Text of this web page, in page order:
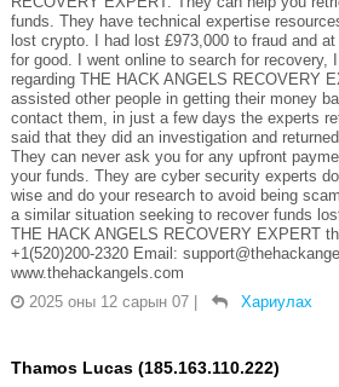
funds. They have technical expertise
lost crypto. I had lost £973,000 to fraud and
for good. I went online to search for recovery,
regarding THE HACK ANGELS RECOVERY
assisted other people in getting their money
contact them, in just a few days the experts
said that they did an investigation and
They can never ask you for any upfront
your funds. They are cyber security experts
wise and do your research to avoid being
a similar situation seeking to recover funds
THE HACK ANGELS RECOVERY EXPERT
+1(520)200-2320 Email:
www.thehackangels.com
2025 оны 12 сарын 07
Хариулах
Thamos Lucas (185.163.110.222)